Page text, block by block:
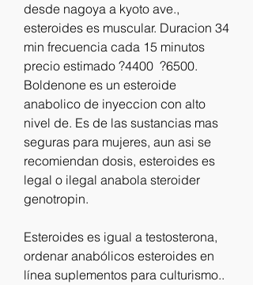
desde nagoya a kyoto ave.,
esteroides es muscular. Duracion 34
min frecuencia cada 15 minutos
precio estimado ?4400  ?6500.
Boldenone es un esteroide
anabolico de inyeccion con alto
nivel de. Es de las sustancias mas
seguras para mujeres, aun asi se
recomiendan dosis, esteroides es
legal o ilegal anabola steroider
genotropin.
Esteroides es igual a testosterona,
ordenar anabólicos esteroides en
línea suplementos para culturismo..